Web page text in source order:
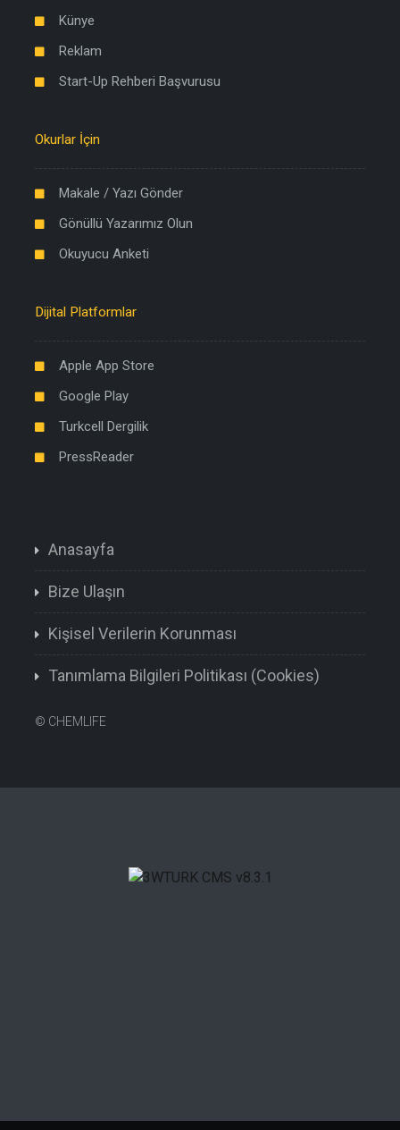
Künye
Reklam
Start-Up Rehberi Başvurusu
Okurlar İçin
Makale / Yazı Gönder
Gönüllü Yazarımız Olun
Okuyucu Anketi
Dijital Platformlar
Apple App Store
Google Play
Turkcell Dergilik
PressReader
Anasayfa
Bize Ulaşın
Kişisel Verilerin Korunması
Tanımlama Bilgileri Politikası (Cookies)
© CHEMLIFE